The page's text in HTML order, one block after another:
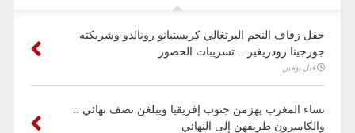
حفل زفاف النجم البرتغالي كريستيانو رونالدو وشريكته
جورجينا رودريغيز .. تسريبات الحضور
قبل يومين
نساء المغرب يهزمن جنوب إفريقيا ويبلغن نصف نهائي ..
والكاميرون طريقهن إلى النهائي